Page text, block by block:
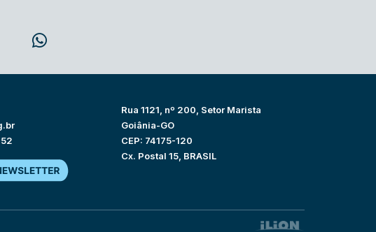
Rua 1121, nº 200, Setor Marista
Goiânia-GO
CEP: 74175-120
Cx. Postal 15, BRASIL